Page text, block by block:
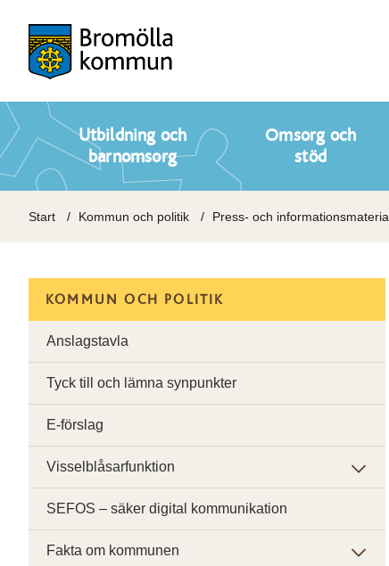
Utbildning och
barnomsorg
Omsorg och
stöd
Start Kommun och politik Press- och
KOMMUN OCH POLITIK
Anslagstavla
Tyck till och lämna synpunkter
E-förslag
Visselblåsarfunktion
SEFOS – säker digital kommunikation
Fakta om kommunen